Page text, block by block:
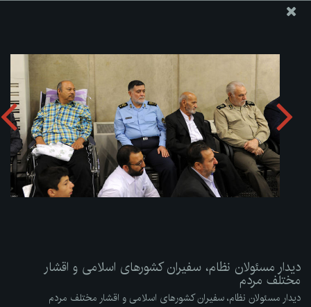
ارسال نامه
وجوهات
دیدار مسئولان نظام، سفیران کشورهای اسلامی و اقشار مختلف
مردم
دریافت آلبوم:zip
دیدار مسئولان نظام، سفیران کشورهای اسلامی و اقشار
مختلف مردم
دیدار مسئولان نظام، سفیران کشورهای اسلامی و اقشار مختلف مردم